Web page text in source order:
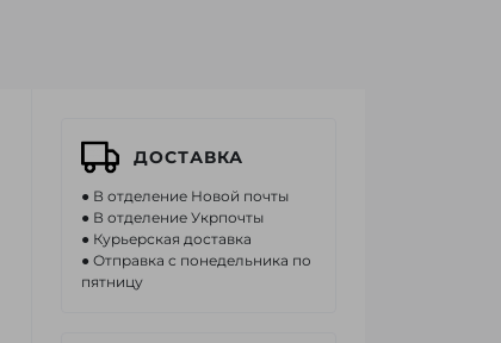
ДОСТАВКА
● В отделение Новой почты
● В отделение Укрпочты
● Курьерская доставка
● Отправка с понедельника по
пятницу